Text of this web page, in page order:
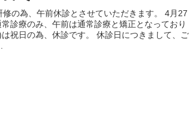
の為、午前休診とさせていただきます。 4月27
診療のみ、午前は通常診療と矯正となっており